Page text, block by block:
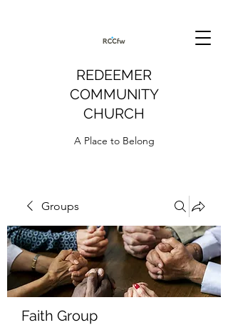
REDEEMER
COMMUNITY
CHURCH
A Place to Belong
Groups
Faith Group